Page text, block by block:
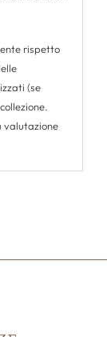
rispetto
(se
valutazione